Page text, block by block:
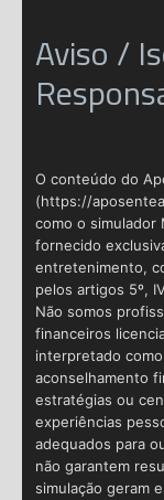
Aviso /
O conteúdo do
(https://
como o simulador
fornecido
entretenimento,
pelos artigos 5º,
Não somos
financeiros
interpretado
aconselhamento
estratégias ou
experiências
adequados para
não garantem
simulação geram